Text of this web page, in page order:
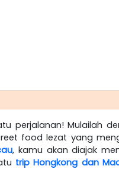
perjalanan! Mulailah
food lezat yang
, kamu akan diajak
trip Hongkong dan